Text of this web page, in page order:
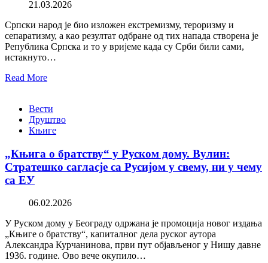
21.03.2026
Српски народ је био изложен екстремизму, тероризму и
сепаратизму, а као резултат одбране од тих напада створена је
Република Српска и то у вријеме када су Срби били сами,
истакнуто…
Read More
Вести
Друштво
Књиге
„Књига о братству“ у Руском дому. Вулин:
Стратешко сагласје са Русијом у свему, ни у чему
са ЕУ
06.02.2026
У Руском дому у Београду одржана је промоција новог издања
„Књиге о братству“, капиталног дела руског аутора
Александра Курчанинова, први пут објављеног у Нишу давне
1936. године. Ово вече окупило…